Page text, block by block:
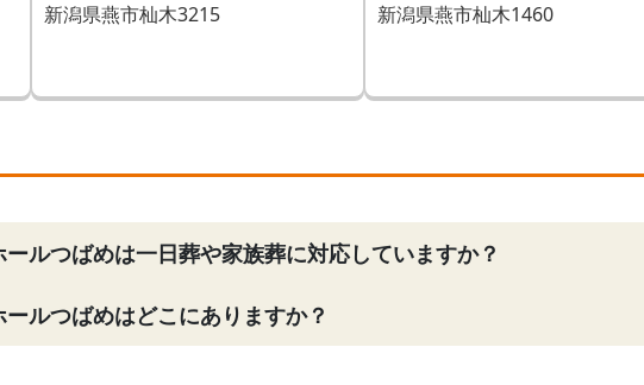
新潟県燕市杣木3215 新潟県燕市杣木1460
ルつばめは一日葬や家族葬に対応していますか？
ルつばめはどこにありますか？